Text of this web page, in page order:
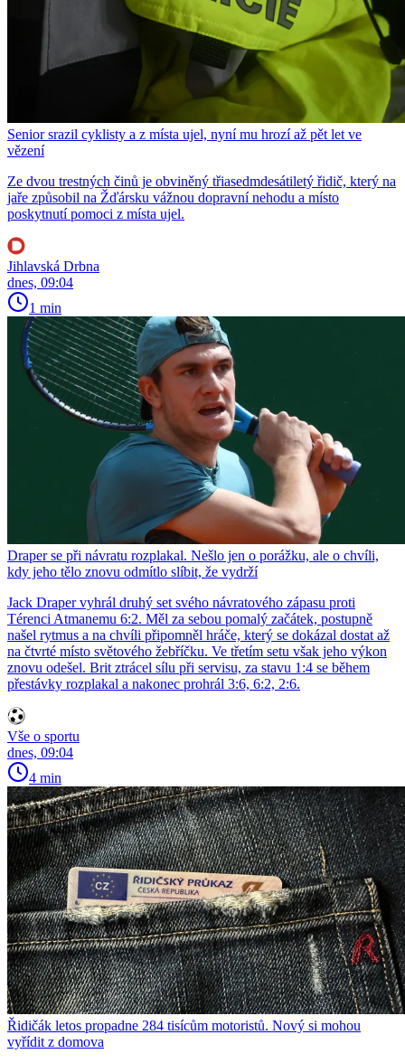
Senior srazil cyklisty a z místa ujel, nyní mu hrozí až pět let ve
vězení
Ze dvou trestných činů je obviněný třiasedmdesátiletý řidič, který na
jaře způsobil na Žďársku vážnou dopravní nehodu a místo
poskytnutí pomoci z místa ujel.
Jihlavská Drbna
dnes, 09:04
1 min
Draper se při návratu rozplakal. Nešlo jen o porážku, ale o chvíli,
kdy jeho tělo znovu odmítlo slíbit, že vydrží
Jack Draper vyhrál druhý set svého návratového zápasu proti
Térenci Atmanemu 6:2. Měl za sebou pomalý začátek, postupně
našel rytmus a na chvíli připomněl hráče, který se dokázal dostat až
na čtvrté místo světového žebříčku. Ve třetím setu však jeho výkon
znovu odešel. Brit ztrácel sílu při servisu, za stavu 1:4 se během
přestávky rozplakal a nakonec prohrál 3:6, 6:2, 2:6.
Vše o sportu
dnes, 09:04
4 min
Řidičák letos propadne 284 tisícům motoristů. Nový si mohou
vyřídit z domova